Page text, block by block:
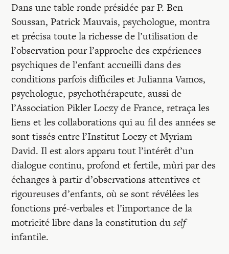
Dans une table ronde présidée par P. Ben
Soussan, Patrick Mauvais, psychologue, montra
et précisa toute la richesse de l’utilisation de
l’observation pour l’approche des expériences
psychiques de l’enfant accueilli dans des
conditions parfois difficiles et Julianna Vamos,
psychologue, psychothérapeute, aussi de
l’Association Pikler Loczy de France, retraça les
liens et les collaborations qui au fil des années se
sont tissés entre l’Institut Loczy et Myriam
David. Il est alors apparu tout l’intérêt d’un
dialogue continu, profond et fertile, mûri par des
échanges à partir d’observations attentives et
rigoureuses d’enfants, où se sont révélées les
fonctions pré-verbales et l’importance de la
motricité libre dans la constitution duself
infantile.